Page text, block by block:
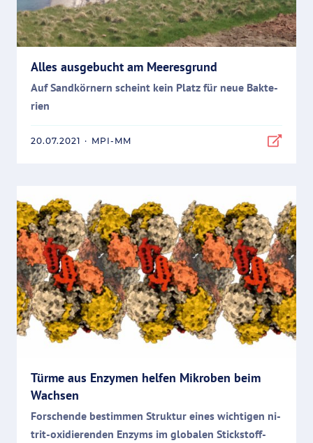
Al­les aus­ge­bucht am Mee­res­grund
Auf Sand­kör­nern scheint kein Platz für neue Bak­te­
ri­en
20.07.2021 · MPI-MM
Tür­me aus En­zy­men hel­fen Mi­kro­ben beim
Wach­sen
For­schen­de be­stim­men Struk­tur ei­nes wich­ti­gen ni­
trit-oxi­die­ren­den En­zyms im glo­ba­len Stick­stoff­